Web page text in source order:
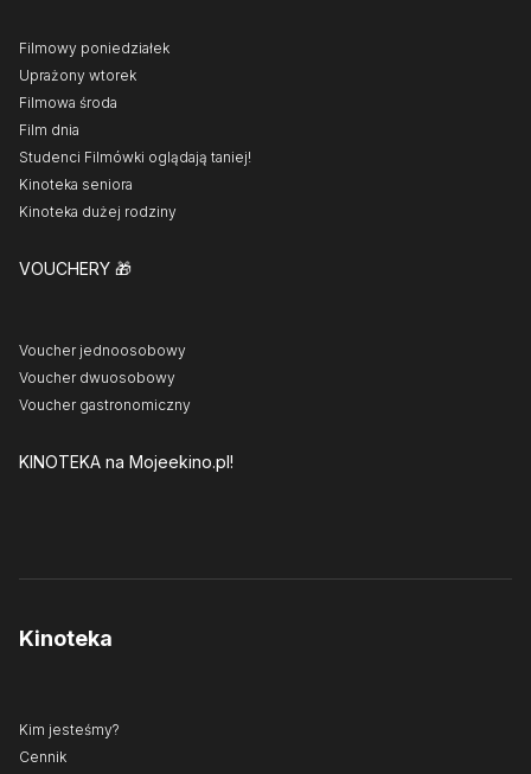
Filmowy poniedziałek
Uprażony wtorek
Filmowa środa
Film dnia
Studenci Filmówki oglądają taniej!
Kinoteka seniora
Kinoteka dużej rodziny
VOUCHERY 🎁
Voucher jednoosobowy
Voucher dwuosobowy
Voucher gastronomiczny
KINOTEKA na Mojeekino.pl!
Kinoteka
Kim jesteśmy?
Cennik